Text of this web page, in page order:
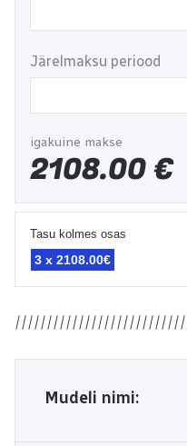
Järelmaksu periood
igakuine makse
2108.00€
Tasu kolmes osas
3 x 2108.00€
Mudeli nimi: